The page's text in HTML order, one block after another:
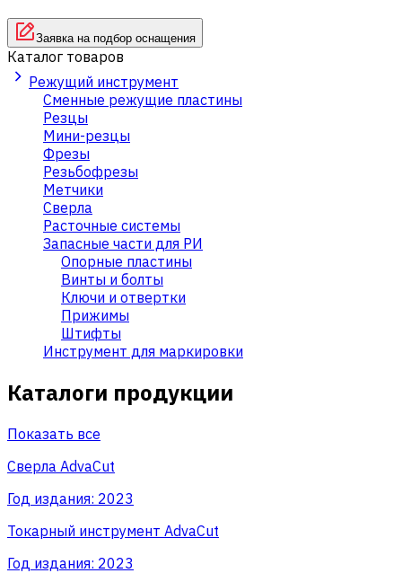
Заявка на подбор оснащения
Каталог товаров
Режущий инструмент
Сменные режущие пластины
Резцы
Мини-резцы
Фрезы
Резьбофрезы
Метчики
Сверла
Расточные системы
Запасные части для РИ
Опорные пластины
Винты и болты
Ключи и отвертки
Прижимы
Штифты
Инструмент для маркировки
Каталоги продукции
Показать все
Сверла AdvaCut
Год издания: 2023
Токарный инструмент AdvaCut
Год издания: 2023